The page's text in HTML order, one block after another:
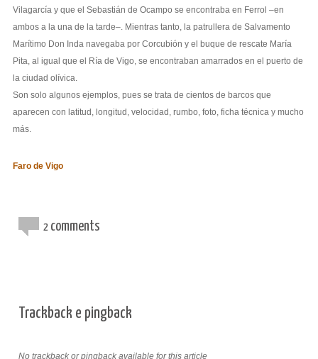
Vilagarcía y que el Sebastián de Ocampo se encontraba en Ferrol –en
ambos a la una de la tarde–. Mientras tanto, la patrullera de Salvamento
Marítimo Don Inda navegaba por Corcubión y el buque de rescate María
Pita, al igual que el Ría de Vigo, se encontraban amarrados en el puerto de
la ciudad olívica.
Son solo algunos ejemplos, pues se trata de cientos de barcos que
aparecen con latitud, longitud, velocidad, rumbo, foto, ficha técnica y mucho
más.
Faro de Vigo
2 comments
Trackback e pingback
No trackback or pingback available for this article